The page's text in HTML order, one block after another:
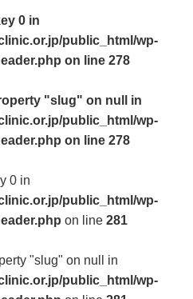
0 in
public_html/wp-
on line 278
"slug" on null in
public_html/wp-
on line 278
0 in
public_html/wp-
on line 281
"slug" on null in
public_html/wp-